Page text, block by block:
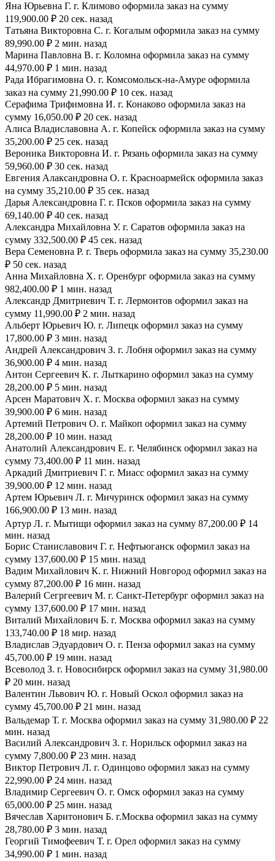
Яна Юрьевна Г. г. Климово оформила заказ на сумму
119,900.00 ₽ 20 сек. назад
Татьяна Викторовна С. г. Когалым оформила заказ на сумму
89,990.00 ₽ 2 мин. назад
Марина Павловна В. г. Коломна оформила заказ на сумму
44,970.00 ₽ 1 мин. назад
Рада Ибрагимовна О. г. Комсомольск-на-Амуре оформила
заказ на сумму 21,990.00 ₽ 10 сек. назад
Серафима Трифимовна И. г. Конаково оформила заказ на
сумму 16,050.00 ₽ 20 сек. назад
Алиса Владиславовна А. г. Копейск оформила заказ на сумму
35,200.00 ₽ 25 сек. назад
Вероника Викторовна И. г. Рязань оформила заказ на сумму
59,960.00 ₽ 30 сек. назад
Евгения Алаксандровна О. г. Красноармейск оформила заказ
на сумму 35,210.00 ₽ 35 сек. назад
Дарья Александровна Г. г. Псков оформила заказ на сумму
69,140.00 ₽ 40 сек. назад
Александра Михайловна У. г. Саратов оформила заказ на
сумму 332,500.00 ₽ 45 сек. назад
Вера Семеновна Р. г. Тверь оформила заказ на сумму 35,230.00
₽ 50 сек. назад
Анна Михайловна Х. г. Оренбург оформила заказ на сумму
982,400.00 ₽ 1 мин. назад
Александр Дмитриевич Т. г. Лермонтов оформил заказ на
сумму 11,990.00 ₽ 2 мин. назад
Альберт Юрьевич Ю. г. Липецк оформил заказ на сумму
17,800.00 ₽ 3 мин. назад
Андрей Александрович З. г. Лобня оформил заказ на сумму
36,900.00 ₽ 4 мин. назад
Антон Сергеевич К. г. Лыткарино оформил заказ на сумму
28,200.00 ₽ 5 мин. назад
Арсен Маратович Х. г. Москва оформил заказ на сумму
39,900.00 ₽ 6 мин. назад
Артемий Петрович О. г. Майкоп оформил заказ на сумму
28,200.00 ₽ 10 мин. назад
Анатолий Александрович Е. г. Челябинск оформил заказ на
сумму 73,400.00 ₽ 11 мин. назад
Аркадий Дмитриевич Г. г. Миасс оформил заказ на сумму
39,900.00 ₽ 12 мин. назад
Артем Юрьевич Л. г. Мичуринск оформил заказ на сумму
166,900.00 ₽ 13 мин. назад
Артур Л. г. Мытищи оформил заказ на сумму 87,200.00 ₽ 14
мин. назад
Борис Станиславович Г. г. Нефтьюганск оформил заказ на
сумму 137,600.00 ₽ 15 мин. назад
Вадим Михайлович К. г. Нижний Новгород оформил заказ на
сумму 87,200.00 ₽ 16 мин. назад
Валерий Сегргеевич М. г. Санкт-Петербург оформил заказ на
сумму 137,600.00 ₽ 17 мин. назад
Виталий Михайлович Б. г. Москва оформил заказ на сумму
133,740.00 ₽ 18 мир. назад
Владислав Эдуардович О. г. Пенза оформил заказ на сумму
45,700.00 ₽ 19 мин. назад
Всеволод З. г. Новосибирск оформил заказ на сумму 31,980.00
₽ 20 мин. назад
Валентин Львович Ю. г. Новый Оскол оформил заказ на
сумму 45,700.00 ₽ 21 мин. назад
Вальдемар Т. г. Москва оформил заказ на сумму 31,980.00 ₽ 22
мин. назад
Василий Александрович З. г. Норильск оформил заказ на
сумму 7,800.00 ₽ 23 мин. назад
Виктор Петрович Л. г. Одинцово оформил заказ на сумму
22,990.00 ₽ 24 мин. назад
Владимир Сергеевич О. г. Омск оформил заказ на сумму
65,000.00 ₽ 25 мин. назад
Вячеслав Харитонович Б. г.Москва оформил заказ на сумму
28,780.00 ₽ 3 мин. назад
Георгий Тимофеевич Т. г. Орел оформил заказ на сумму
34,990.00 ₽ 1 мин. назад